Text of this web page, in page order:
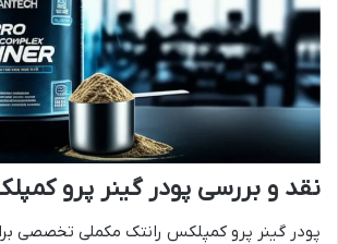
نقد و بررسی پودر گینر پرو
پودر گینر پرو کمپلکس رانتک مکملی تخصصی